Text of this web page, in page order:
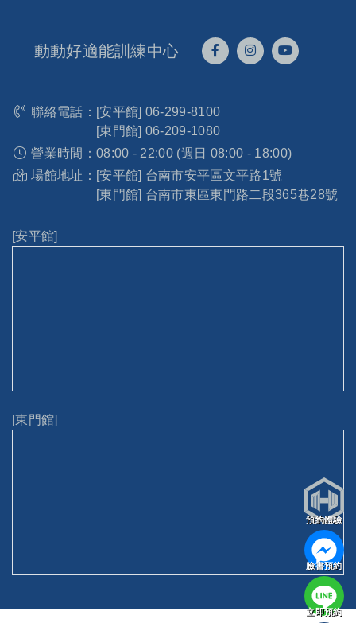
動動好適能訓練中心
聯絡電話： [安平館] 06-299-8100
[東門館] 06-209-1080
營業時間： 08:00 - 22:00 (週日 08:00 - 18:00)
場館地址： [安平館] 台南市安平區文平路1號
[東門館] 台南市東區東門路二段365巷28號
[安平館]
[東門館]
預約體驗
臉書預約
立即預約